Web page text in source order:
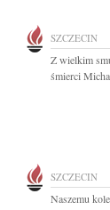
SZCZECIN
Z wielkim
śmierci
SZCZECIN
Naszemu